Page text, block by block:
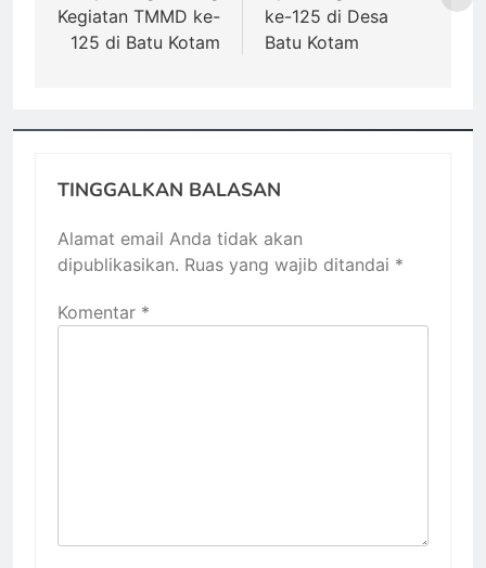
Kegiatan TMMD ke-
125 di Batu Kotam
ke-125 di Desa
Batu Kotam
TINGGALKAN BALASAN
Alamat email Anda tidak akan
dipublikasikan. Ruas yang wajib ditandai *
Komentar *